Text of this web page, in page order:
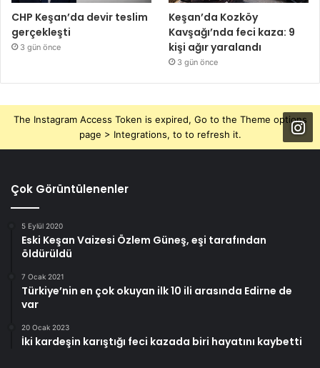
CHP Keşan’da devir teslim
gerçekleşti
3 gün önce
Keşan’da Kozköy
Kavşağı’nda feci kaza: 9
kişi ağır yaralandı
3 gün önce
The Instagram Access Token is expired, Go to the Theme options
page > Integrations, to to refresh it.
Çok Görüntülenenler
5 Eylül 2020
Eski Keşan Vaizesi Özlem Güneş, eşi tarafından
öldürüldü
7 Ocak 2021
Türkiye’nin en çok okuyan ilk 10 ili arasında Edirne de
var
20 Ocak 2023
İki kardeşin karıştığı feci kazada biri hayatını kaybetti